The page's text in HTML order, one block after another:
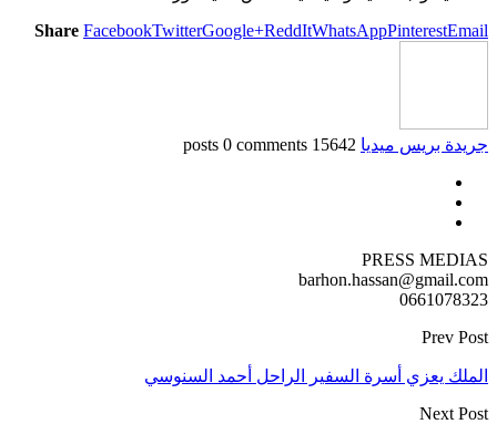
Share FacebookTwitterGoogle+ReddItWhatsAppPinterestEmail
جريدة بريس ميديا 15642 posts
0 comments
PRESS MEDIAS
barhon.hassan@gmail.com
0661078323
Prev Post
الملك يعزي أسرة السفير الراحل أحمد السنوسي
Next Post